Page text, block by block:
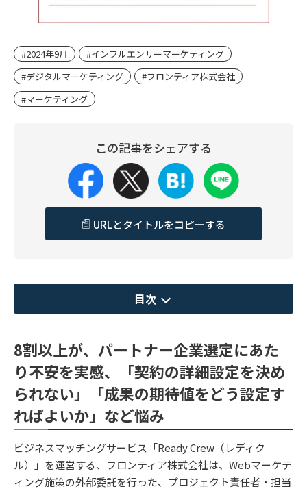
#2024年9月
#インフルエンサーマーケティング
#デジタルマーケティング
#フロンティア株式会社
#マーケティング
この記事をシェアする
URLとタイトルをコピーする
目次
8割以上が、パートナー企業選定にあた
り不安を実感、「契約の詳細設定を決め
られない」「成果の期待値をどう設定す
ればよいか」など悩み
ビジネスマッチングサービス「Ready Crew（レディク
ル）」を運営する、フロンティア株式会社は、Webマーケテ
ィング施策の外部委託を行った、プロジェクト責任者・担当